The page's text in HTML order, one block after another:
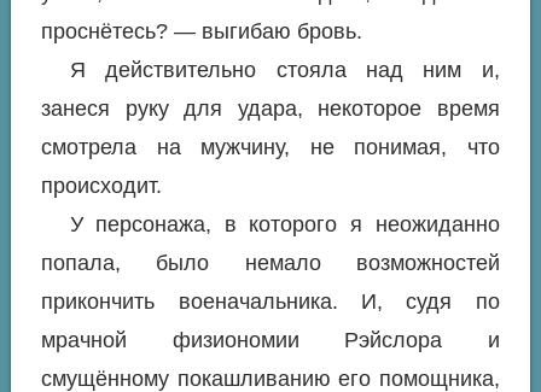
проснётесь? — выгибаю бровь.
Я действительно стояла над ним и,
занеся руку для удара, некоторое время
смотрела на мужчину, не понимая, что
происходит.
У персонажа, в которого я неожиданно
попала, было немало возможностей
прикончить военачальника. И, судя по
мрачной физиономии Рэйслора и
смущённому покашливанию его помощника,